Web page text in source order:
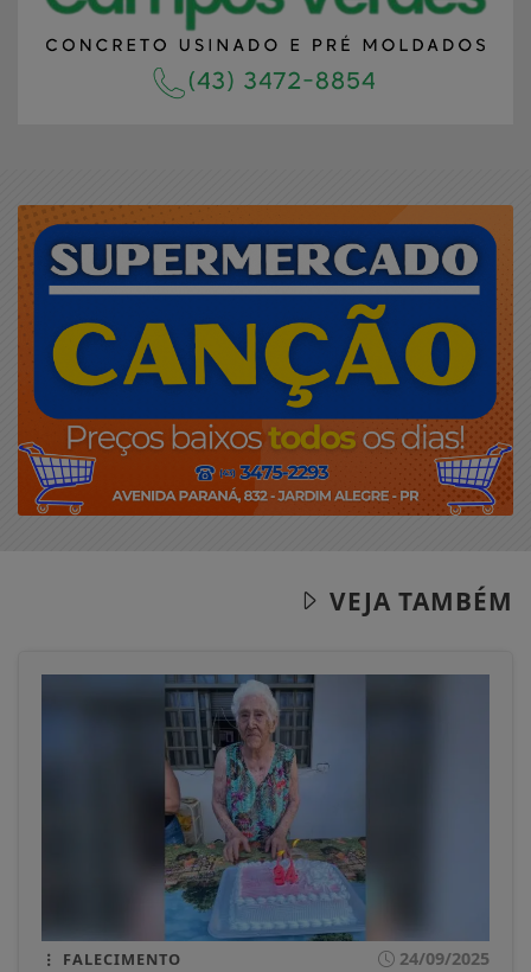
VEJA TAMBÉM
FALECIMENTO 24/09/2025